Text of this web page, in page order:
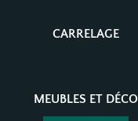
CARRELAGE
MEUBLES ET DÉCO